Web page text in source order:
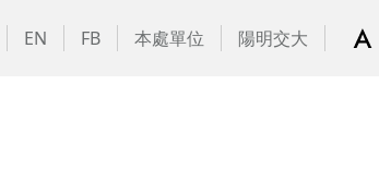
EN FB 本處單位 陽明交大